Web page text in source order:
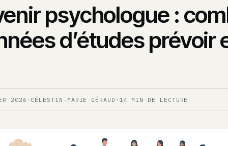
psychologue :
d’études prévoir
2026 · CÉLESTIN-MARIE GÉRAUD · 14 MIN DE LECTURE